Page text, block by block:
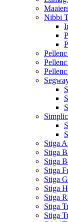
Nibbi
Stiga
Stiga
Stiga
Stiga
Stiga
Stiga
Stiga
Stiga
Stiga